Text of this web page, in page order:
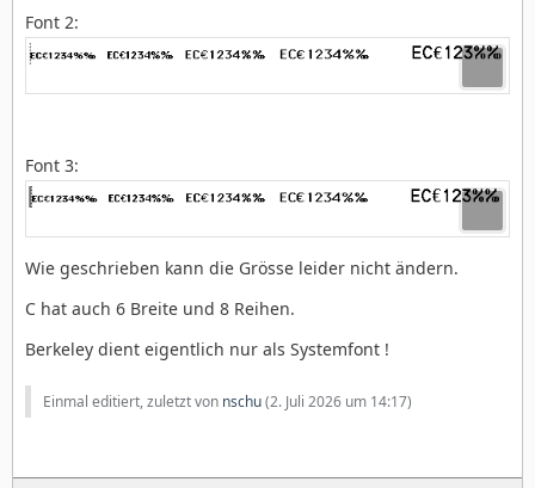
Font 2:
Font 3:
Wie geschrieben kann die Grösse leider nicht ändern.
C hat auch 6 Breite und 8 Reihen.
Berkeley dient eigentlich nur als Systemfont !
Einmal editiert, zuletzt von nschu(2. Juli 2026 um 14:17)